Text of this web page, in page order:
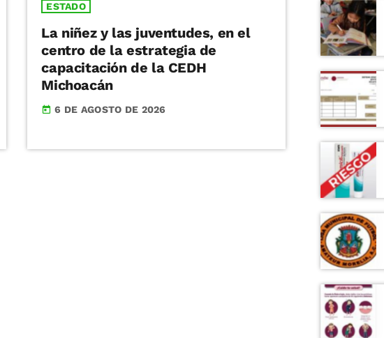
ESTADO
La niñez y las juventudes, en el
centro de la estrategia de
capacitación de la CEDH
Michoacán
today 6 DE AGOSTO DE 2026